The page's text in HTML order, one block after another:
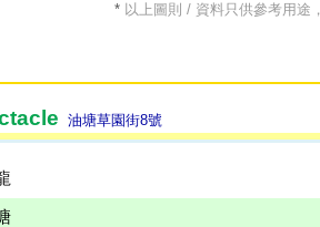
*以上圖則 / 資料只供參考用途
油塘草園街8號